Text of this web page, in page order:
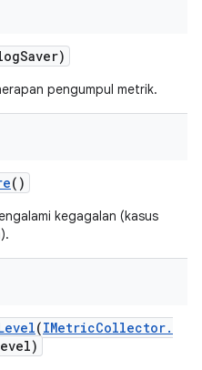
Saver)
pengumpul metrik.
()
kegagalan (kasus
(IMetricCollector.